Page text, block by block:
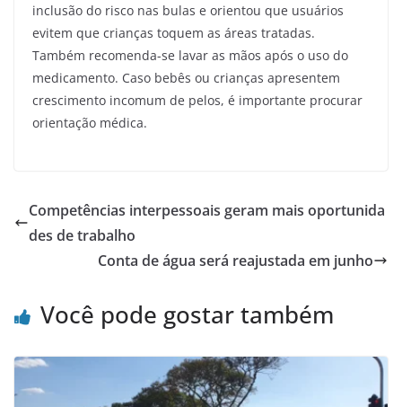
inclusão do risco nas bulas e orientou que usuários
evitem que crianças toquem as áreas tratadas.
Também recomenda-se lavar as mãos após o uso do
medicamento. Caso bebês ou crianças apresentem
crescimento incomum de pelos, é importante procurar
orientação médica.
Competências interpessoais geram mais oportunida
des de trabalho
Conta de água será reajustada em junho
Você pode gostar também